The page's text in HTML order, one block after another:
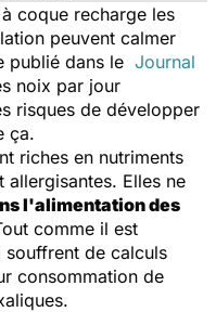
coque recharge les
peuvent calmer
publié dans le Journal
noix par jour
risques de développer
ça.
riches en nutriments
Elles ne
l'alimentation des
comme il est
souffrent de calculs
consommation de